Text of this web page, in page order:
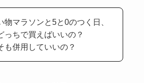
物マラソンと5と0のつく日、
っちで買えばいいの？
も併用していいの？